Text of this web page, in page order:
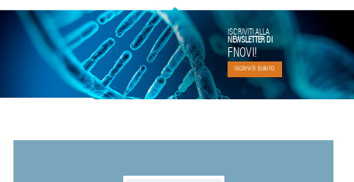
FNOVI!
ISCRIVITI SUBITO
ISCRIVITI ALLA
NEWSLETTER DI